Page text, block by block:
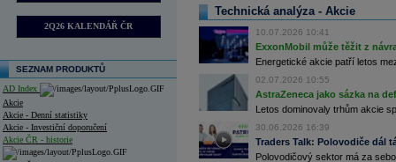
2Q26 KALENDÁŘ ČR
SEZNAM PRODUKTŮ
AD Index
Akcie
Akcie - Denní statistiky
Akcie - Investiční doporučení
Akcie ČR - historie
Technická analýza - Akcie
10.07.2026 10:41
ExxonMobil může těžit z
Energetické akcie patří letos
02.07.2026 10:55
AstraZeneca jako sázka na
Letos dominovaly trhům akcie
30.06.2026 16:39
Traders Talk: Polovodiče dál
Polovodičový sektor má za